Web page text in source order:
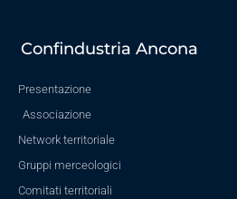
Confindustria Ancona
Presentazione
Associazione
Network territoriale
Gruppi merceologici
Comitati territoriali